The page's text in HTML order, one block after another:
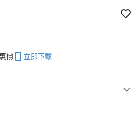
價 立即下載